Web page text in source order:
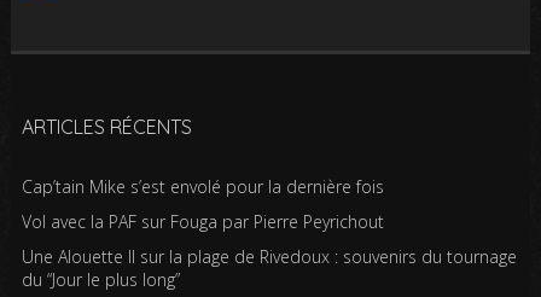
ARTICLES RÉCENTS
Cap’tain Mike s’est envolé pour la dernière fois
Vol avec la PAF sur Fouga par Pierre Peyrichout
Une Alouette II sur la plage de Rivedoux : souvenirs du tournage
du “Jour le plus long”